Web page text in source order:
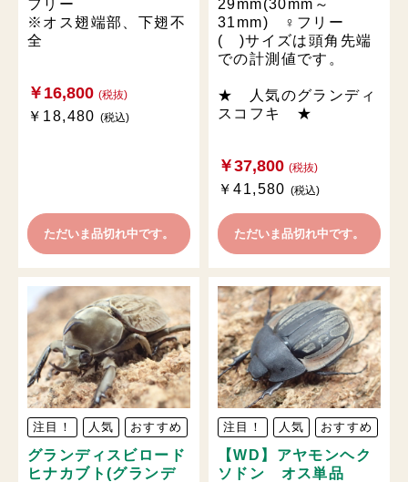
フリー
※オス翅端部、下翅不
全
￥16,800 (税抜)
￥18,480(税込)
ただいま品切れ中です。
29mm(30mm～
31mm) ♀フリー
( )サイズは頭角先端
での計測値です。
★ 人気のグランディ
スコフキ ★
￥37,800 (税抜)
￥41,580(税込)
ただいま品切れ中です。
注目！ 人気 おすすめ
グランディスビロード
ヒナカブト(グランデ
注目！ 人気 おすすめ
【WD】アヤモンヘク
ソドン オス単品